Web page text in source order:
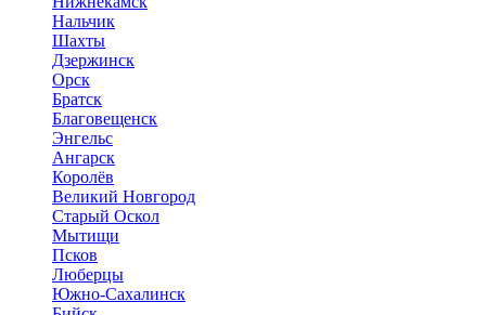
Нальчик
Шахты
Дзержинск
Орск
Братск
Благовещенск
Энгельс
Ангарск
Королёв
Великий Новгород
Старый Оскол
Мытищи
Псков
Люберцы
Южно-Сахалинск